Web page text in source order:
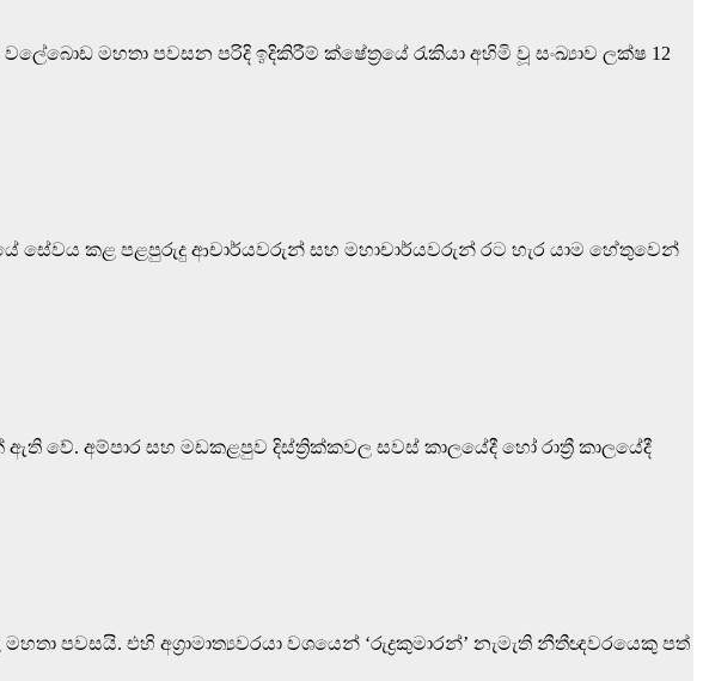
මහතා පවසන පරිදි ඉදිකිරීම් ක්ෂේත්‍රයේ රැකියා අහිමි වූ සංඛ්‍යාව ලක්ෂ 12
සේවය කළ පළපුරුදු ආචාර්යවරුන් සහ මහාචාර්යවරුන් රට හැර යාම හේතුවෙන්
වේ. අම්පාර සහ මඩකළපුව දිස්ත්‍රික්කවල සවස් කාලයේදී හෝ රාත්‍රී කාලයේදී
පවසයි. එහි අග්‍රාමාත්‍යවරයා වශයෙන් ‘රුද්‍රකුමාරන්’ නැමැති නීතීඥවරයෙකු පත්